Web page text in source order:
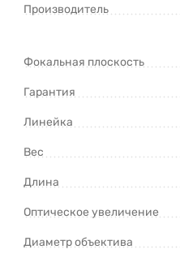
Производитель
Фокальная плоскость
Гарантия
Линейка
Вес
Длина
Оптическое увеличение
Диаметр объектива